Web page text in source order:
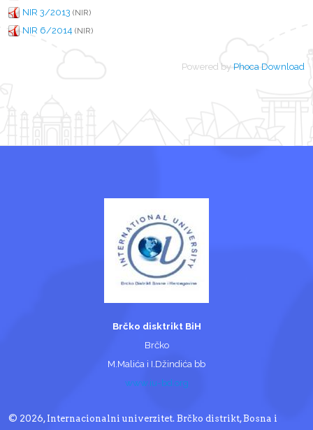
NIR 3/2013 (NIR)
NIR 6/2014 (NIR)
Powered by Phoca Download
Brčko disktrikt BiH
Brčko
M.Malića i I.Džindića bb
www.iu-bd.org
© 2026, Internacionalni univerzitet. Brčko distrikt, Bosna i